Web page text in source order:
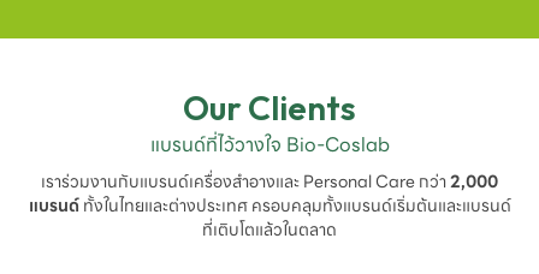
Our Clients
แบรนด์ที่ไว้วางใจ Bio-Coslab
เราร่วมงานกับแบรนด์เครื่องสำอางและ Personal Care กว่า2,000
แบรนด์ทั้งในไทยและต่างประเทศ ครอบคลุมทั้งแบรนด์เริ่มต้นและแบรนด์
ที่เติบโตแล้วในตลาด